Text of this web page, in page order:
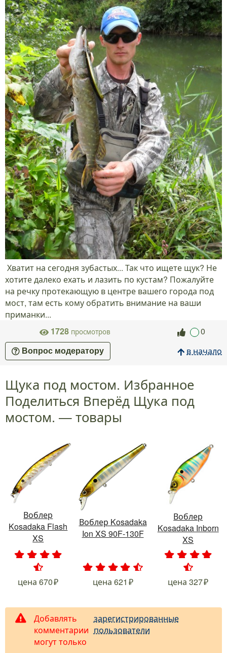
Хватит на сегодня зубастых... Так что ищете щук? Не
хотите далеко ехать и лазить по кустам? Пожалуйте
на речку протекающую в центре вашего города под
мост, там есть кому обратить внимание на ваши
приманки...
1728 просмотров 0
Вопрос модератору в начало
Щука под мостом. Избранное
Поделиться Вперёд Щука под
мостом. — товары
Воблер
Kosadaka Flash
XS
цена670
Воблер Kosadaka
Ion XS 90F-130F
. .
цена 621
Воблер
Kosadaka Inborn
XS
.
цена327
Добавлять
комментарии
могут только
зарегистрированные
пользователи